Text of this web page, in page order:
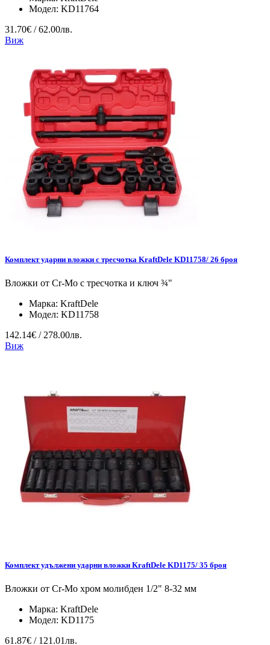
Модел: KD11764
31.70€ / 62.00лв.
Виж
Комплект ударни вложки с тресчотка KraftDele KD11758/ 26 броя
Вложки от Cr-Mo с тресчотка и ключ ¾"
Марка: KraftDele
Модел: KD11758
142.14€ / 278.00лв.
Виж
Комплект удължени ударни вложки KraftDele KD1175/ 35 броя
Вложки от Cr-Mo хром молибден 1/2" 8-32 мм
Марка: KraftDele
Модел: KD1175
61.87€ / 121.01лв.